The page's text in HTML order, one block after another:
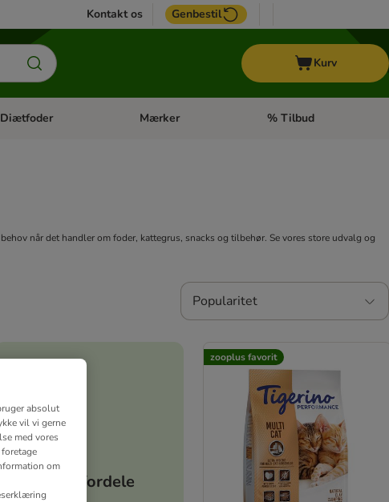
Kontakt os Genbestil
Kurv
kategori menu: Hest
Diætfoder Åben kategori menu: Diætfoder
Mærker Åben kategori menu:
% Tilbud
når det handler om foder, kattegrus, snacks og tilbehør. Se vores store udvalg og
Popularitet
Dine fordele
zooplus favorit
absolut
vil vi gerne
med vores
om